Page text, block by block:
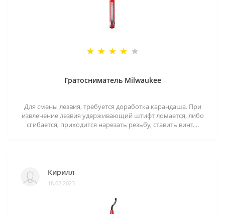
Гратосниматель Milwaukee
Для смены лезвия, требуется доработка карандаша. При
извлечение лезвия удерживающий штифт ломается, либо
сгибается, приходится нарезать резьбу, ставить винт. ..
Кирилл
18.02.2023